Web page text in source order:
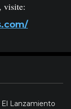
visite:
com/
El Lanzamiento